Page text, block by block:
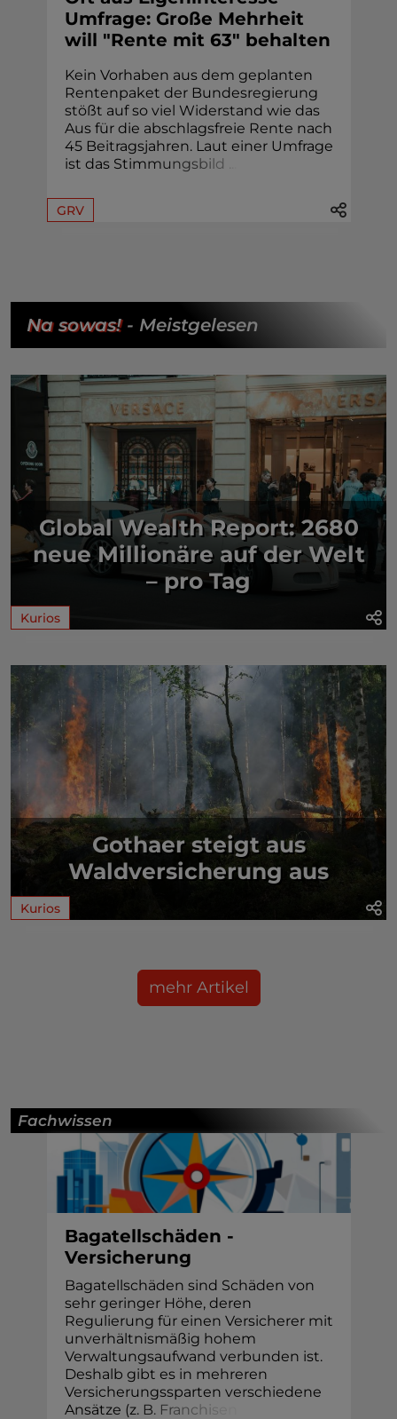
Umfrage: Große Mehrheit
will "Rente mit 63" behalten
Kein Vorhaben aus dem geplanten
Rentenpaket der Bundesregierung
stößt auf so viel Widerstand wie das
Aus für die abschlagsfreie Rente nach
45 Beitragsjahren. Laut einer Umfrage
ist das Stimmungsbild
GRV
Na sowas!- Meistgelesen
Global Wealth Report: 2680
neue Millionäre auf der Welt
– pro Tag
Kurios
Gothaer steigt aus
Waldversicherung aus
Kurios
mehr Artikel
Fachwissen
Bagatellschäden -
Versicherung
Bagatellschäden sind Schäden von
sehr geringer Höhe, deren
Regulierung für einen Versicherer mit
unverhältnismäßig hohem
Verwaltungsaufwand verbunden ist.
Deshalb gibt es in mehreren
Versicherungssparten verschiedene
Ansätze (z. B. Franch is